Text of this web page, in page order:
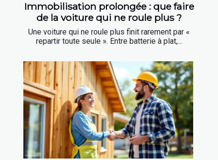
Immobilisation prolongée : que faire
de la voiture qui ne roule plus ?
Une voiture qui ne roule plus finit rarement par «
repartir toute seule ». Entre batterie à plat,...